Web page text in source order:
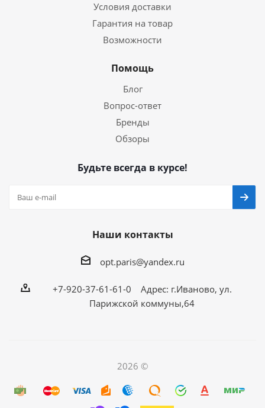
Условия доставки
Гарантия на товар
Возможности
Помощь
Блог
Вопрос-ответ
Бренды
Обзоры
Будьте всегда в курсе!
Наши контакты
opt.paris@yandex.ru
+7-920-37-61-61-0 Адрес: г.Иваново, ул.
Парижской коммуны,64
2026 ©